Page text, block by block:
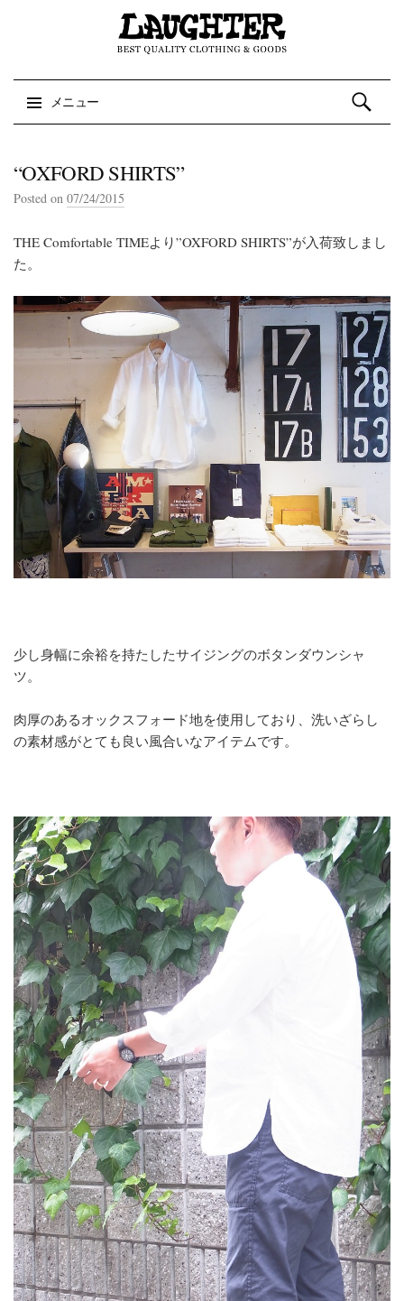
メニュー
検索:
“OXFORD SHIRTS”
Posted on 07/24/2015
THE Comfortable TIMEより”OXFORD SHIRTS”が入荷致しまし
た。
少し身幅に余裕を持たしたサイジングのボタンダウンシャ
ツ。
肉厚のあるオックスフォード地を使用しており、洗いざらし
の素材感がとても良い風合いなアイテムです。